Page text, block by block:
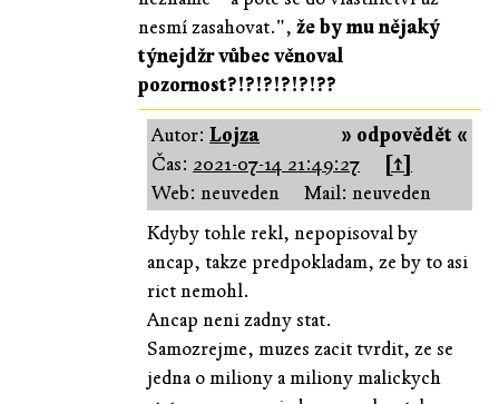
nesmí zasahovat.", že by mu nějaký
týnejdžr vůbec věnoval
pozornost?!?!?!?!?!??
» odpovědět «
Autor:Lojza
Čas: 2021-07-14 21:49:27
[↑]
Web: neuveden
Mail: neuveden
Kdyby tohle rekl, nepopisoval by
ancap, takze predpokladam, ze by to asi
rict nemohl.
Ancap neni zadny stat.
Samozrejme, muzes zacit tvrdit, ze se
jedna o miliony a miliony malickych